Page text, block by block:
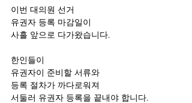
이번 대의원 선거
유권자 등록 마감일이
사흘 앞으로 다가왔습니다.
한인들이
유권자이 준비할 서류와
등록 절차가 까다로워져
서둘러 유권자 등록을 끝내야 합니다.